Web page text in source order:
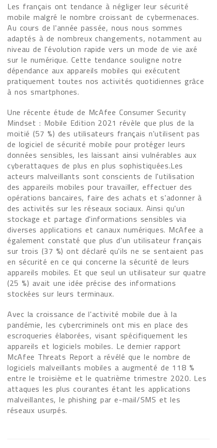
Les français ont tendance à négliger leur sécurité
mobile malgré le nombre croissant de cybermenaces.
Au cours de l'année passée, nous nous sommes
adaptés à de nombreux changements, notamment au
niveau de l'évolution rapide vers un mode de vie axé
sur le numérique. Cette tendance souligne notre
dépendance aux appareils mobiles qui exécutent
pratiquement toutes nos activités quotidiennes grâce
à nos smartphones.
Une récente étude de McAfee Consumer Security
Mindset : Mobile Edition 2021 révèle que plus de la
moitié (57 %) des utilisateurs français n'utilisent pas
de logiciel de sécurité mobile pour protéger leurs
données sensibles, les laissant ainsi vulnérables aux
cyberattaques de plus en plus sophistiquées.Les
acteurs malveillants sont conscients de l'utilisation
des appareils mobiles pour travailler, effectuer des
opérations bancaires, faire des achats et s'adonner à
des activités sur les réseaux sociaux. Ainsi qu'un
stockage et partage d'informations sensibles via
diverses applications et canaux numériques. McAfee a
également constaté que plus d'un utilisateur français
sur trois (37 %) ont déclaré qu'ils ne se sentaient pas
en sécurité en ce qui concerne la sécurité de leurs
appareils mobiles. Et que seul un utilisateur sur quatre
(25 %) avait une idée précise des informations
stockées sur leurs terminaux.
Avec la croissance de l'activité mobile due à la
pandémie, les cybercriminels ont mis en place des
escroqueries élaborées, visant spécifiquement les
appareils et logiciels mobiles. Le dernier rapport
McAfee Threats Report a révélé que le nombre de
logiciels malveillants mobiles a augmenté de 118 %
entre le troisième et le quatrième trimestre 2020. Les
attaques les plus courantes étant les applications
malveillantes, le phishing par e-mail/SMS et les
réseaux usurpés.